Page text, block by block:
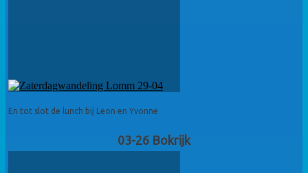
En tot slot de lunch bij Leon en Yvonne
03-26 Bokrijk